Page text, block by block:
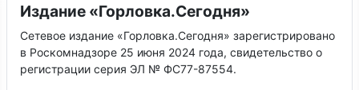
Издание «Горловка.Сегодня»
Сетевое издание «Горловка.Сегодня» зарегистрировано
в Роскомнадзоре 25 июня 2024 года, свидетельство о
регистрации серия ЭЛ № ФС77-87554.